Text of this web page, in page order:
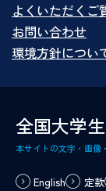
よくいただくご
お問い合わせ
環境方針につい
English 定款
全国大学
本サイトの文字・画像